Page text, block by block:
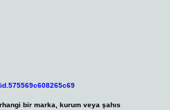
bir marka, kurum veya şahıs